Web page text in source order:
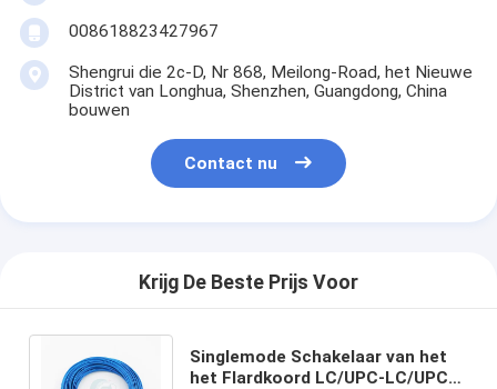
008618823427967
Shengrui die 2c-D, Nr 868, Meilong-Road, het Nieuwe
District van Longhua, Shenzhen, Guangdong, China
bouwen
Contact nu
Krijg De Beste Prijs Voor
Singlemode Schakelaar van het
het Flardkoord LC/UPC-LC/UPC